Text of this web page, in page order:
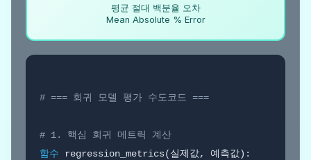
평균 절대 백분율 오차
Mean Absolute % Error
# === 회귀 모델 평가 수도코드 ===
# 1. 핵심 회귀 메트릭 계산
함수 regression_metrics(실제값, 예측값):